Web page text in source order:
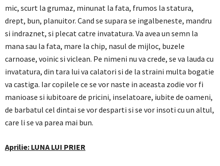
mic, scurt la grumaz, minunat la fata, frumos la statura,
drept, bun, planuitor. Cand se supara se ingalbeneste, mandru
si indraznet, si plecat catre invatatura. Va avea un semn la
mana sau la fata, mare la chip, nasul de mijloc, buzele
carnoase, voinic si viclean. Pe nimeni nu va crede, se va lauda cu
invatatura, din tara lui va calatori si de la straini multa bogatie
va castiga. Iar copilele ce se vor naste in aceasta zodie vor fi
manioase si iubitoare de pricini, inselatoare, iubite de oameni,
de barbatul cel dintai se vor desparti si se vor insoti cu un altul,
care li se va parea mai bun.
Aprilie: LUNA LUI PRIER